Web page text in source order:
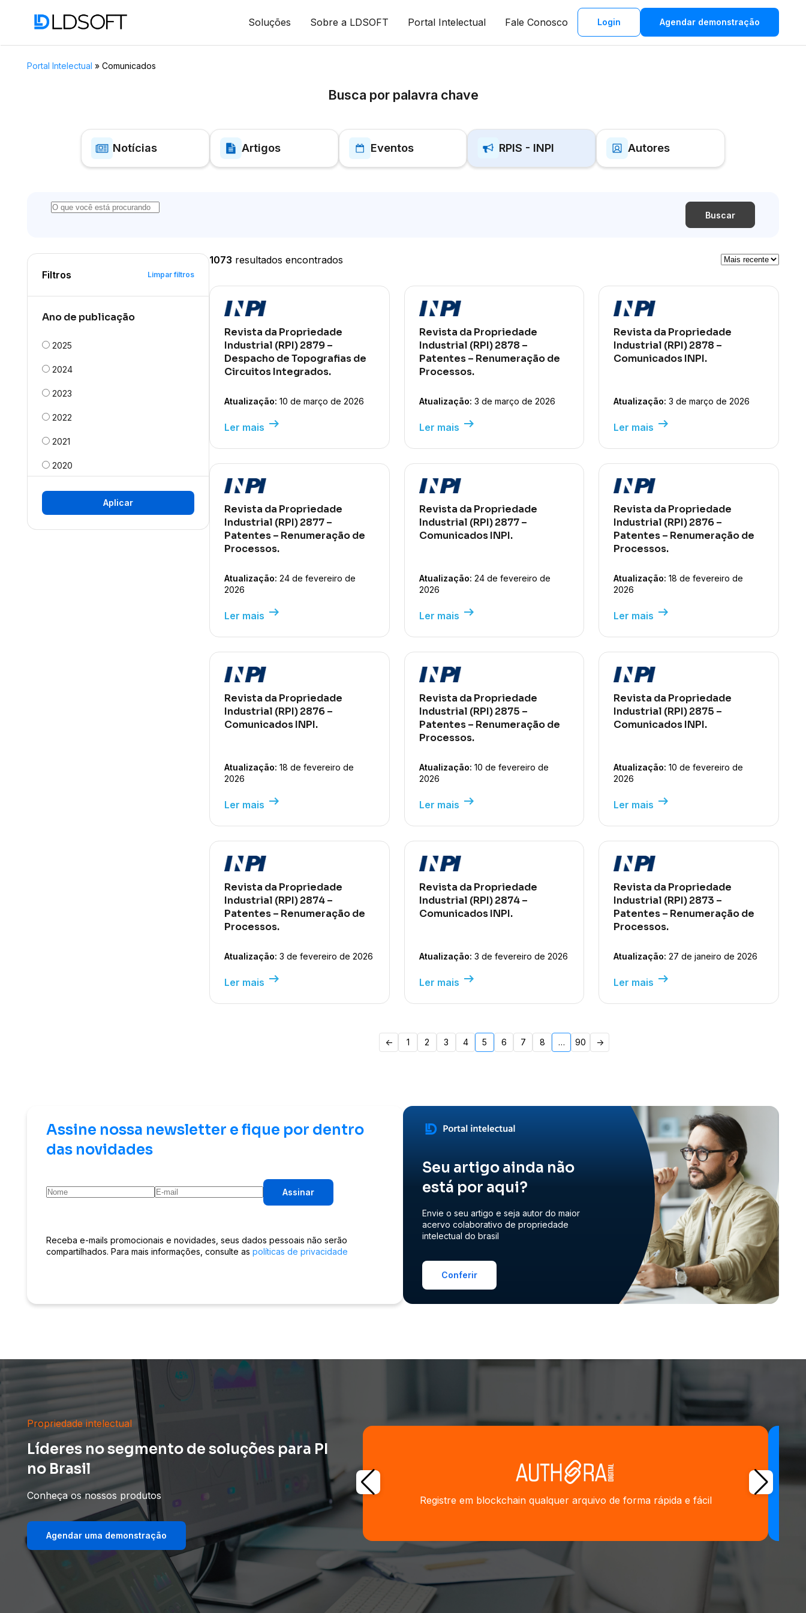
Soluções Sobre a LDSOFT Portal Intelectual Fale Conosco Login Agendar demonstração
Portal Intelectual » Comunicados
Busca por palavra chave
Notícias Artigos Eventos RPIS - INPI Autores
Buscar
Filtros Limpar filtros
Ano de publicação
2025
2024
2023
2022
2021
2020
2019
2018
Aplicar
1073 resultados encontrados
Revista da Propriedade
Industrial (RPI) 2879 –
Despacho de Topografias de
Circuitos Integrados.
Atualização: 10 de março de 2026
Ler mais arrow_right_alt
Revista da Propriedade
Industrial (RPI) 2878 –
Patentes – Renumeração de
Processos.
Atualização: 3 de março de 2026
Ler mais arrow_right_alt
Revista da Propriedade
Industrial (RPI) 2878 –
Comunicados INPI.
Atualização: 3 de março de 2026
Ler mais arrow_right_alt
Revista da Propriedade
Industrial (RPI) 2877 –
Patentes – Renumeração de
Processos.
Atualização: 24 de fevereiro de
2026
Ler mais arrow_right_alt
Revista da Propriedade
Industrial (RPI) 2877 –
Comunicados INPI.
Atualização: 24 de fevereiro de
2026
Ler mais arrow_right_alt
Revista da Propriedade
Industrial (RPI) 2876 –
Patentes – Renumeração de
Processos.
Atualização: 18 de fevereiro de
2026
Ler mais arrow_right_alt
Revista da Propriedade
Industrial (RPI) 2876 –
Comunicados INPI.
Atualização: 18 de fevereiro de
2026
Ler mais arrow_right_alt
Revista da Propriedade
Industrial (RPI) 2875 –
Patentes – Renumeração de
Processos.
Atualização: 10 de fevereiro de
2026
Ler mais arrow_right_alt
Revista da Propriedade
Industrial (RPI) 2875 –
Comunicados INPI.
Atualização: 10 de fevereiro de
2026
Ler mais arrow_right_alt
Revista da Propriedade
Industrial (RPI) 2874 –
Patentes – Renumeração de
Processos.
Atualização: 3 de fevereiro de 2026
Ler mais arrow_right_alt
Revista da Propriedade
Industrial (RPI) 2874 –
Comunicados INPI.
Atualização: 3 de fevereiro de 2026
Ler mais arrow_right_alt
Revista da Propriedade
Industrial (RPI) 2873 –
Patentes – Renumeração de
Processos.
Atualização: 27 de janeiro de 2026
Ler mais arrow_right_alt
<- 1 2 3 4 5 6 7 8 … 90 ->
Assine nossa newsletter e fique por dentro
das novidades
Assinar
Receba e-mails promocionais e novidades, seus dados pessoais não serão
compartilhados. Para mais informações, consulte as políticas de privacidade
Seu artigo ainda não
está por aqui?
Envie o seu artigo e seja autor do maior
acervo colaborativo de propriedade
intelectual do brasil
Conferir
Propriedade intelectual
Líderes no segmento de soluções para PI
no Brasil
Conheça os nossos produtos
Agendar uma demonstração
Registre em blockchain qualquer arquivo de forma rápida e fácil